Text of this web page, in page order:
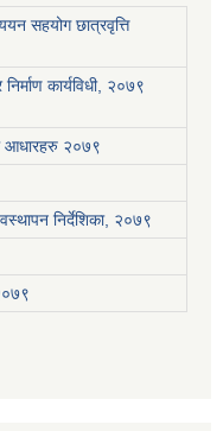
सहयोग छात्रवृत्ति
कार्यविधी, २०७९
आधारहरु २०७९
निर्देशिका, २०७९